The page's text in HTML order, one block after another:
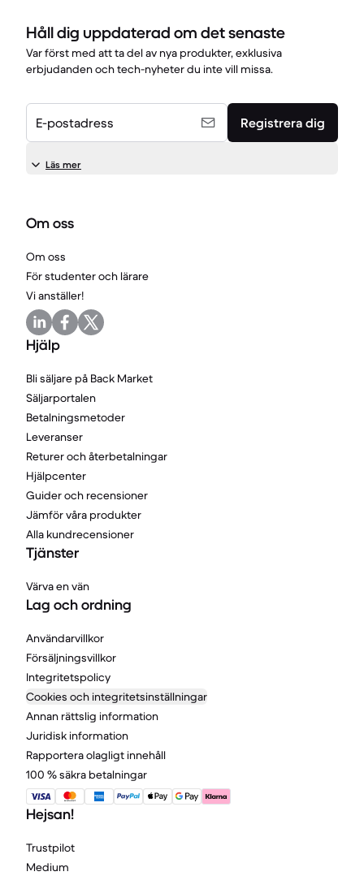
Håll dig uppdaterad om det senaste
Var först med att ta del av nya produkter, exklusiva
erbjudanden och tech-nyheter du inte vill missa.
E-postadress Registrera dig
Läs mer
Om oss
Om oss
För studenter och lärare
Vi anställer!
Hjälp
Bli säljare på Back Market
Säljarportalen
Betalningsmetoder
Leveranser
Returer och återbetalningar
Hjälpcenter
Guider och recensioner
Jämför våra produkter
Alla kundrecensioner
Tjänster
Värva en vän
Lag och ordning
Användarvillkor
Försäljningsvillkor
Integritetspolicy
Cookies och integritetsinställningar
Annan rättslig information
Juridisk information
Rapportera olagligt innehåll
100 % säkra betalningar
Hejsan!
Trustpilot
Medium